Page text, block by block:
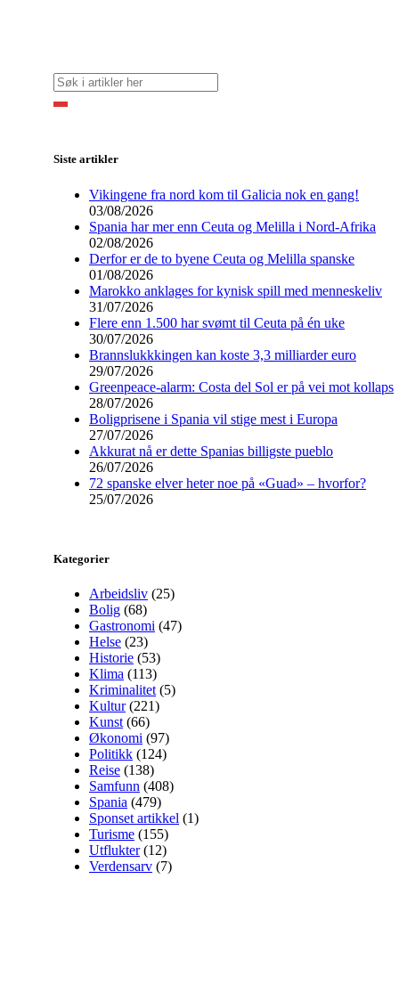
Siste artikler
Vikingene fra nord kom til Galicia nok en gang!
03/08/2026
Spania har mer enn Ceuta og Melilla i Nord-Afrika
02/08/2026
Derfor er de to byene Ceuta og Melilla spanske
01/08/2026
Marokko anklages for kynisk spill med menneskeliv
31/07/2026
Flere enn 1.500 har svømt til Ceuta på én uke
30/07/2026
Brannslukkkingen kan koste 3,3 milliarder euro
29/07/2026
Greenpeace-alarm: Costa del Sol er på vei mot kollaps
28/07/2026
Boligprisene i Spania vil stige mest i Europa
27/07/2026
Akkurat nå er dette Spanias billigste pueblo
26/07/2026
72 spanske elver heter noe på «Guad» – hvorfor?
25/07/2026
Kategorier
Arbeidsliv (25)
Bolig (68)
Gastronomi (47)
Helse (23)
Historie (53)
Klima (113)
Kriminalitet (5)
Kultur(221)
Kunst (66)
Økonomi (97)
Politikk (124)
Reise (138)
Samfunn (408)
Spania (479)
Sponset artikkel (1)
Turisme (155)
Utflukter(12)
Verdensarv (7)